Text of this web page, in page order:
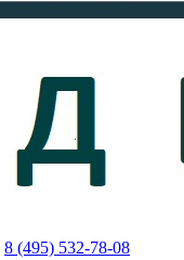
8 (495) 532-78-08